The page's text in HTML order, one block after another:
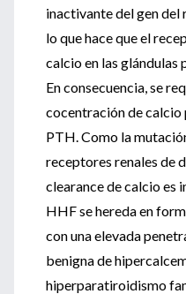
inactivante del gen
lo que hace que el
calcio en las glándulas
En consecuencia, se
cocentración de calcio
PTH. Como la
receptores renales de
clearance de calcio es
HHF se hereda en
con una elevada
benigna de
hiperparatiroidismo